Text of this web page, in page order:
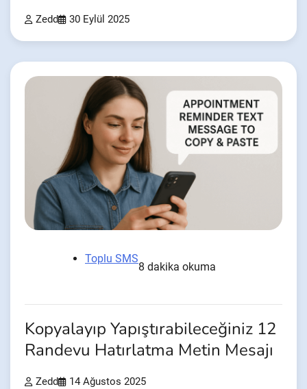
Zedd 30 Eylül 2025
Toplu SMS
8 dakika okuma
Kopyalayıp Yapıştırabileceğiniz 12
Randevu Hatırlatma Metin Mesajı
Zedd 14 Ağustos 2025